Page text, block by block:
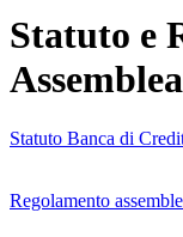
Statuto e
Statuto Banca di
Regolamento